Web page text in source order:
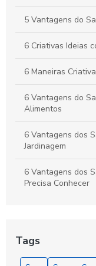
5 Vantagens do
6 Criativas Ideias
6 Maneiras
6 Vantagens do
Alimentos
6 Vantagens dos
Jardinagem
6 Vantagens dos
Precisa Conhecer
Benefícios do
Tags